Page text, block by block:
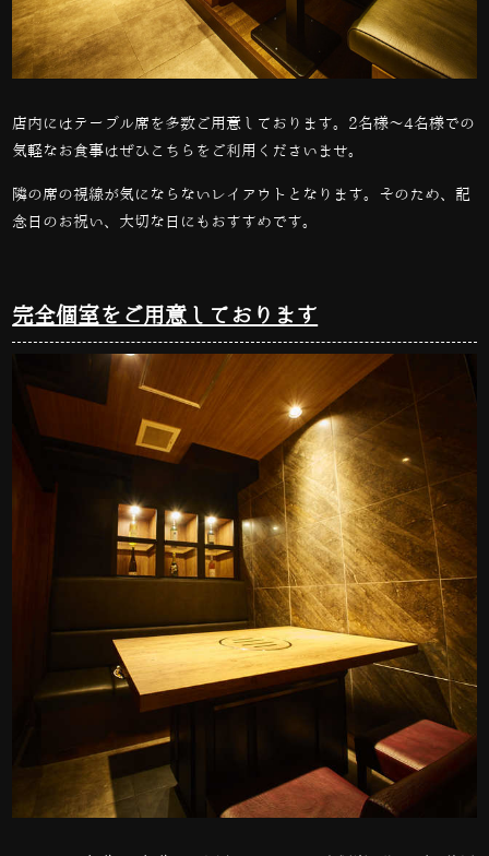
店内にはテーブル席を多数ご用意しております。2名様～4名様での
気軽なお食事はぜひこちらをご利用くださいませ。
隣の席の視線が気にならないレイアウトとなります。そのため、記
念日のお祝い、大切な日にもおすすめです。
完全個室をご用意しております